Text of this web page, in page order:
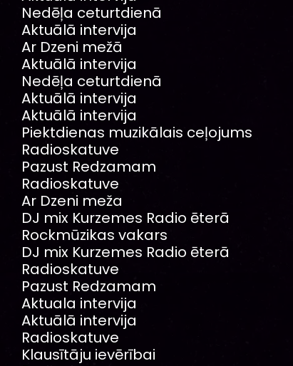
Nedēļa ceturtdienā
Aktuālā intervija
Ar Dzeni mežā
Aktuālā intervija
Nedēļa ceturtdienā
Aktuālā intervija
Aktuālā intervija
Piektdienas muzikālais ceļojums
Radioskatuve
Pazust Redzamam
Radioskatuve
Ar Dzeni meža
DJ mix Kurzemes Radio ēterā
Rockmūzikas vakars
DJ mix Kurzemes Radio ēterā
Radioskatuve
Pazust Redzamam
Aktuala intervija
Aktuālā intervija
Radioskatuve
Klausītāju ievērībai